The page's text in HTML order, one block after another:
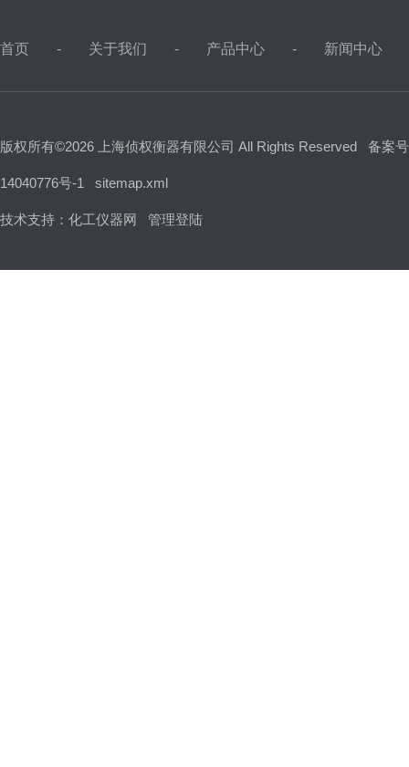
首页 关于我们 产品中心 新闻中心
版权所有©2026 上海侦权衡器有限公司 All Rights Reserved 备案
14040776号-1 sitemap.xml
技术支持： 化工仪器网 管理登陆